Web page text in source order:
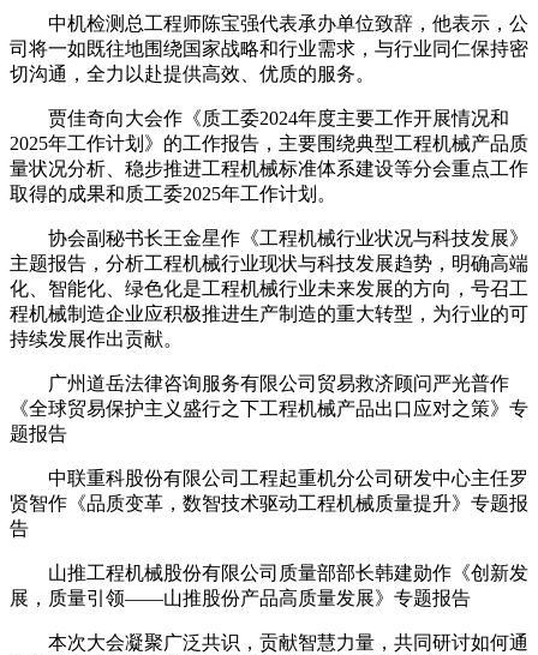
中机检测总工程师陈宝强代表承办单位致辞，他表示，公
司将一如既往地围绕国家战略和行业需求，与行业同仁保持密
切沟通，全力以赴提供高效、优质的服务。
贾佳奇向大会作《质工委2024年度主要工作开展情况和
2025年工作计划》的工作报告，主要围绕典型工程机械产品质
量状况分析、稳步推进工程机械标准体系建设等分会重点工作
取得的成果和质工委2025年工作计划。
协会副秘书长王金星作《工程机械行业状况与科技发展》
主题报告，分析工程机械行业现状与科技发展趋势，明确高端
化、智能化、绿色化是工程机械行业未来发展的方向，号召工
程机械制造企业应积极推进生产制造的重大转型，为行业的可
持续发展作出贡献。
广州道岳法律咨询服务有限公司贸易救济顾问严光普作
《全球贸易保护主义盛行之下工程机械产品出口应对之策》专
题报告
中联重科股份有限公司工程起重机分公司研发中心主任罗
贤智作《品质变革，数智技术驱动工程机械质量提升》专题报
告
山推工程机械股份有限公司质量部部长韩建勋作《创新发
展，质量引领——山推股份产品高质量发展》专题报告
本次大会凝聚广泛共识，贡献智慧力量，共同研讨如何通